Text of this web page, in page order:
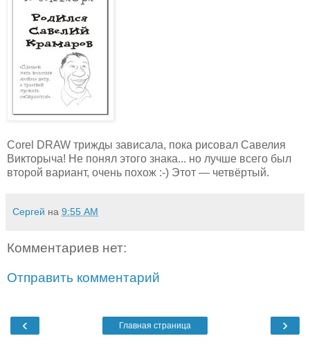
Corel DRAW трижды зависала, пока рисовал Савелия
Викторыча! Не понял этого знака... но лучше всего был
второй вариант, очень похож :-) Этот — четвёртый.
Сергей на 9:55 AM
Комментариев нет:
Отправить комментарий
‹ ›
Главная страница